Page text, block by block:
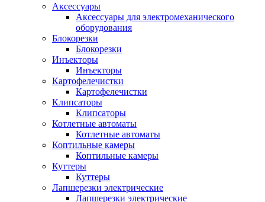
Аксессуары
Аксессуары для электромеханического
оборудования
Блокорезки
Блокорезки
Инъекторы
Инъекторы
Картофелечистки
Картофелечистки
Клипсаторы
Клипсаторы
Котлетные автоматы
Котлетные автоматы
Коптильные камеры
Коптильные камеры
Куттеры
Куттеры
Лапшерезки электрические
Лапшерезки электрические